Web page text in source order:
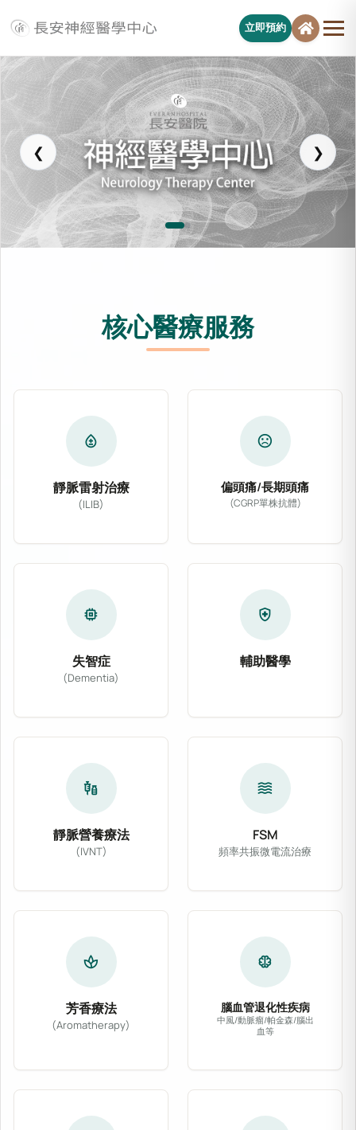
立即預約
長安醫院神經醫學中心
❮ ❯
核心醫療服務
bloodtype
靜脈雷射治療
(ILIB)
sentiment_dissatisfied
偏頭痛/長期頭痛
(CGRP單株抗體)
memory
失智症
(Dementia)
health_and_safety
輔助醫學
vaccines
靜脈營養療法
(IVNT)
waves
FSM
頻率共振微電流治療
spa
芳香療法
(Aromatherapy)
neurology
腦血管退化性疾病
中風/動脈瘤/帕金森/腦出
血等